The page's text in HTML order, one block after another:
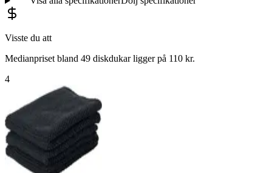
Visste du att
Medianpriset bland 49 diskdukar ligger på 110 kr.
4